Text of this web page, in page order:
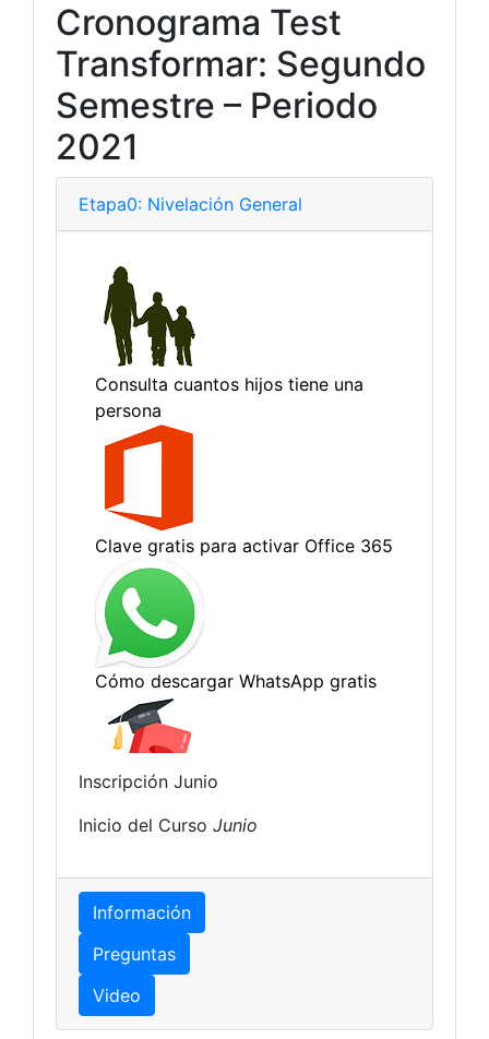
Cronograma Test
Transformar: Segundo
Semestre – Periodo
2021
Etapa0: Nivelación General
Inscripción Junio
Inicio del Curso Junio
Información
Preguntas
Video